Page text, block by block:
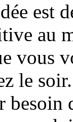
est
au
vous
le